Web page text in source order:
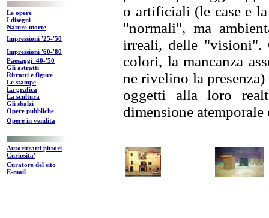
Le opere
I disegni
Nature morte
Impressioni '25-'50
Impressioni '60-'80
Paesaggi '40-'50
Gli astratti
Ritratti e figure
Le stampe
La grafica
La scultura
Gli sbalzi
Opere pubbliche
Opere in vendita
Autoritratti pittori
Curiosita'
Curatore del sito
E-mail
o artificiali (le case e
"normali", ma
irreali, delle
colori, la mancanza
ne rivelino la
oggetti alla loro
dimensione